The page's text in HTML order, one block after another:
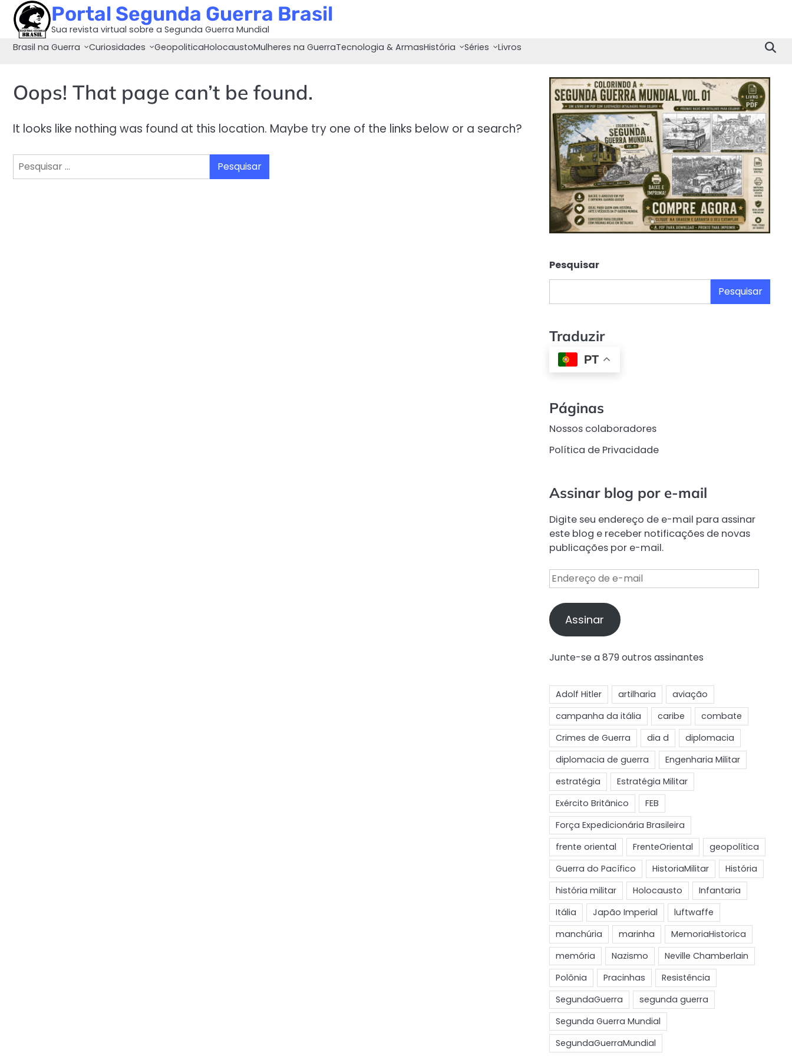
Skip
content
Portal Segunda Guerra Brasil
Sua revista virtual sobre a Segunda Guerra Mundial
Brasil na Guerra
Curiosidades GeopoliticaHolocaustoMulheres na GuerraTecnologia & ArmasHistória Séries Livros
Oops! That page can’t be found.
It looks like nothing was found at this location. Maybe try one of the links below or a search?
Pesquisar
por:
Pesquisar
Pesquisar
Traduzir
PT
Páginas
Nossos colaboradores
Política de Privacidade
Assinar blog por e-mail
Digite seu endereço de e-mail para assinar
este blog e receber notificações de novas
publicações por e-mail.
Endereço
de
e-
mailAssinar
Junte-se a 879 outros assinantes